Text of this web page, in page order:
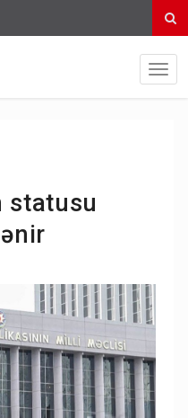
statusu